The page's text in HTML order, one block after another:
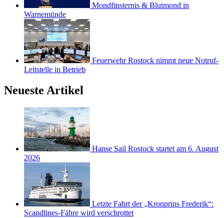
Mondfinsternis & Blutmond in
Warnemünde
Feuerwehr Rostock nimmt neue Notruf-
Leitstelle in Betrieb
Neueste Artikel
Hanse Sail Rostock startet am 6. August
2026
Letzte Fahrt der „Kronprins Frederik“:
Scandlines-Fähre wird verschrottet